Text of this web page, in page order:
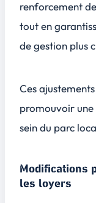
renforcement
tout en
de gestion plus
Ces
promouvoir
sein du parc
Modifications
les loyers